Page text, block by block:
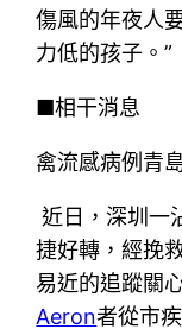
傷風的年夜人
力低的孩子。”
■相干消息
禽流感病例青
近日，深圳一
捷好轉，經挽
易近的追蹤關
Aeron者從市